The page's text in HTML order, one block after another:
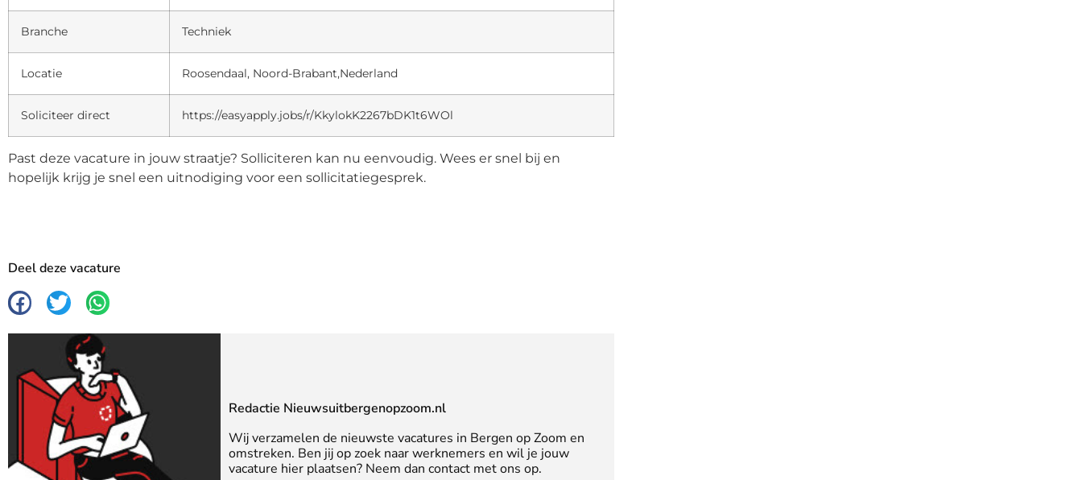
Branche Techniek
Locatie Roosendaal, Noord-Brabant,Nederland
Soliciteer direct https://easyapply.jobs/r/KkylokK2267bDK1t6WOl
Past deze vacature in jouw straatje? Solliciteren kan nu eenvoudig. Wees er snel bij en
hopelijk krijg je snel een uitnodiging voor een sollicitatiegesprek.
Deel deze vacature
Redactie Nieuwsuitbergenopzoom.nl
Wij verzamelen de nieuwste vacatures in Bergen op Zoom en
omstreken. Ben jij op zoek naar werknemers en wil je jouw
vacature hier plaatsen? Neem dan contact met ons op.